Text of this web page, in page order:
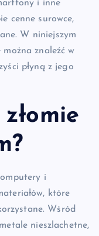
i inne
cenne surowce,
W niniejszym
znaleźć w
płyną z jego
i
które
Wśród
nieszlachetne,